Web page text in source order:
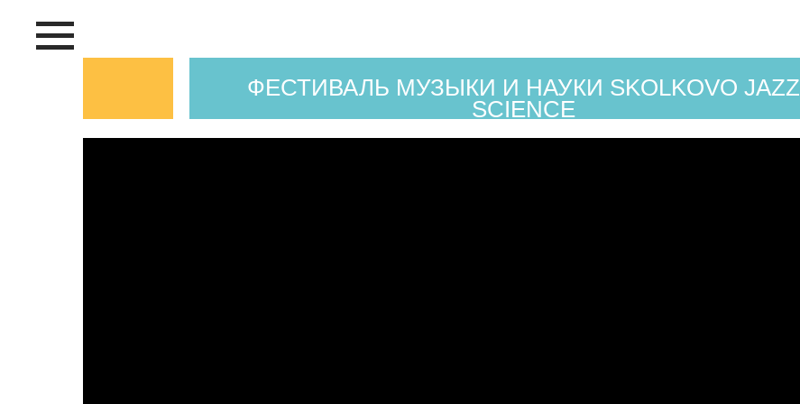
ФЕСТИВАЛЬ МУЗЫКИ И НАУКИ SKOLKOVO JAZZ
SCIENCE